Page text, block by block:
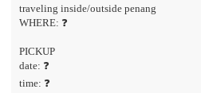
traveling inside/outside penang
WHERE: ❓
PICKUP
date: ❓
time: ❓